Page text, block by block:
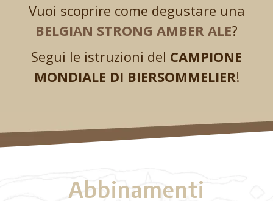
Vuoi scoprire come degustare una
BELGIAN STRONG AMBER ALE?
Segui le istruzioni del CAMPIONE
MONDIALE DI BIERSOMMELIER!
Abbinamenti